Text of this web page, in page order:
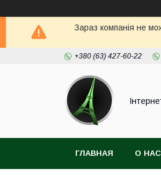
Зараз компанія не
+380 (63) 427-60-22
ГЛАВНАЯ О НАС